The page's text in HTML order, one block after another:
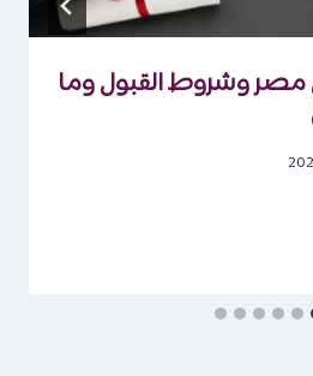
وشروط القبول وما